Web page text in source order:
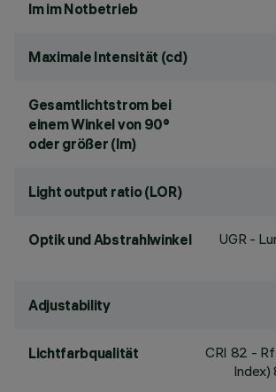
lm im Notbetrieb
Maximale Intensität (cd)
Gesamtlichtstrom bei
einem Winkel von 90°
oder größer (lm)
Light output ratio (LOR)
Optik und Abstrahlwinkel
UGR -
Adjustability
Lichtfarbqualität CRI 82 -
Index)